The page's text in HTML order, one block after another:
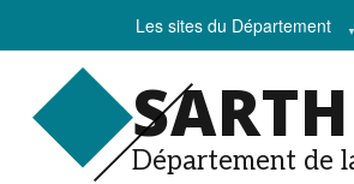
Les sites du Département
Département de